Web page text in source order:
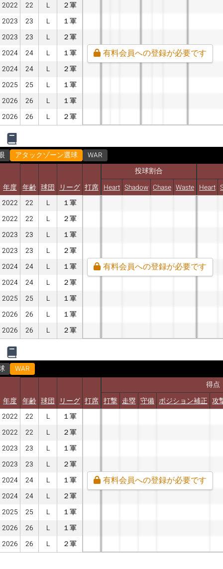
2022
22 L
２軍
2023
23 L
１軍
2023
23 L
２軍
2024
24 L
１軍
2024
24 L
２軍
2025
25 L
１軍
2026
26 L
１軍
2026
26 L ２軍
有料会員への登録が必要です
アタックゾーン選球
WAR
投球割合
年度 年齢 球団 リーグ 打席 Heart Shadow Chase Waste Heart
2022
22 L
１軍
2022
22 L
２軍
2023
23 L
１軍
2023
23 L
２軍
2024
24 L
１軍
2024
24 L
２軍
2025
25 L
１軍
2026
26 L
１軍
2026
26 L ２軍
有料会員への登録が必要です
WAR
得点
年度 年齢 球団 リーグ 打席 打撃 走塁 守備 ポジション補正 攻
2022
22 L
１軍
2022
22 L
２軍
2023
23 L
１軍
2023
23 L
２軍
2024
24 L
１軍
2024
24 L
２軍
2025
25 L
１軍
2026
26 L
１軍
2026
26 L ２軍
有料会員への登録が必要です